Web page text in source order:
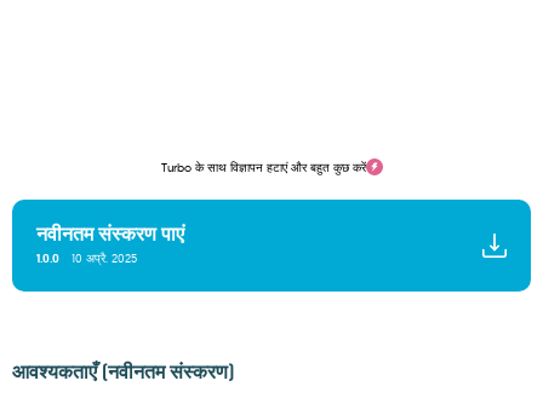
Turbo के साथ विज्ञापन हटाएं और बहुत कुछ करें
नवीनतम संस्करण पाएं
1.0.0 10 अप्रै. 2025
आवश्यकताएँ(नवीनतम संस्करण)